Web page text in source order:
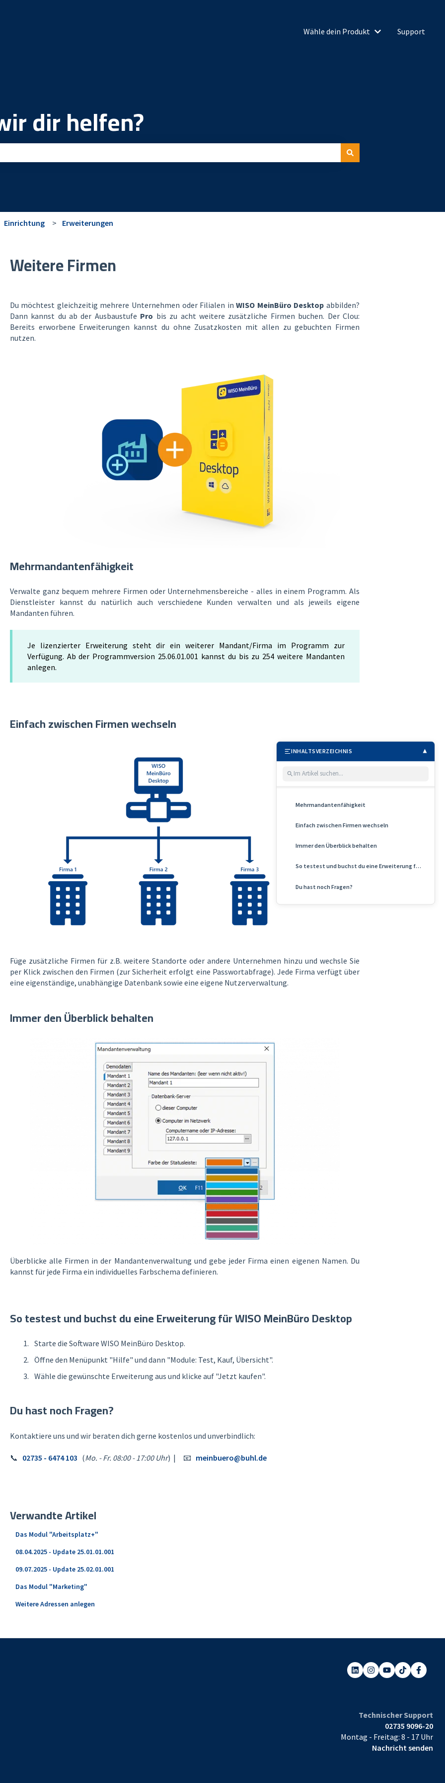
Wähle dein Produkt
Untermenü für
Support
dir helfen?
Einrichtung Erweiterungen
Weitere Firmen
Du möchtest gleichzeitig mehrere Unternehmen oder Filialen inWISO MeinBüro Desktop abbilden?
Dann kannst du ab der Ausbaustufe Pro bis zu acht weitere zusätzliche Firmen buchen. Der Clou:
Bereits erworbene Erweiterungen kannst du ohne Zusatzkosten mit allen zu gebuchten Firmen
nutzen.
Mehrmandantenfähigkeit
Verwalte ganz bequem mehrere Firmen oder Unternehmensbereiche - alles in einem Programm. Als
Dienstleister kannst du natürlich auch verschiedene Kunden verwalten und als jeweils eigene
Mandanten führen.
Je lizenzierter Erweiterung steht dir ein weiterer Mandant/Firma im Programm zur
Verfügung. Ab der Programmversion 25.06.01.001 kannst du bis zu 254 weitere Mandanten
anlegen.
Einfach zwischenFirmen wechseln
Füge zusätzliche Firmen für z.B. weitere Standorte oder andere Unternehmen hinzu und wechsle Sie
per Klick zwischen den Firmen (zur Sicherheit erfolgt eine Passwortabfrage). Jede Firma verfügt über
eine eigenständige, unabhängige Datenbank sowie eine eigene Nutzerverwaltung.
Immer denÜberblick behalten
Überblicke alle Firmen in der Mandantenverwaltung und gebe jeder Firma einen eigenen Namen. Du
kannst für jede Firma ein individuelles Farbschema definieren.
So testest und buchst du eine Erweiterung für WISO MeinBüro Desktop
Starte die Software WISO MeinBüro Desktop.
Öffne den Menüpunkt "Hilfe" und dann "Module: Test, Kauf, Übersicht".
Wähle die gewünschte Erweiterung aus und klicke auf "Jetzt kaufen".
Du hast noch Fragen?
Kontaktiere uns und wir beraten dich gerne kostenlos und unverbindlich:
📞 02735 - 6474 103 (Mo. - Fr. 08:00 - 17:00 Uhr) | 📧 meinbuero@buhl.de
Verwandte Artikel
Das Modul "Arbeitsplatz+"
08.04.2025 - Update 25.01.01.001
09.07.2025 - Update 25.02.01.001
Das Modul "Marketing"
Weitere Adressen anlegen
Technischer Support
02735 9096-20
Montag - Freitag: 8 - 17 Uhr
Nachricht senden
INHALTSVERZEICHNIS ▲
Mehrmandantenfähigkeit
Einfach zwischen Firmen wechseln
Immer den Überblick behalten
So testest und buchst du eine Erweiterung für W...
Du hast noch Fragen?